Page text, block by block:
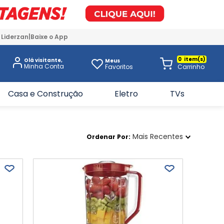
Baixe o App
Olá visitante, Meus
Favoritos
0
Casa e Construção Eletro TVs
Ordenar Por Mais Recentes